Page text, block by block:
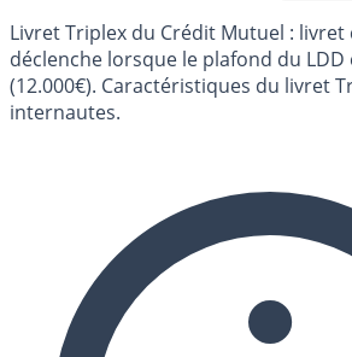
Livret Triplex du Crédit Mutuel : livret
déclenche lorsque le plafond du
(12.000€). Caractéristiques du livret
internautes.